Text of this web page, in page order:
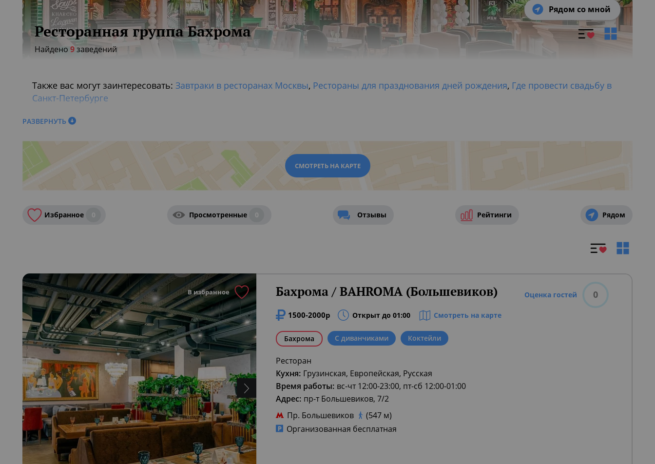
Ресторанная группа Бахрома
Рядом со мной
Найдено 9заведений
Также вас могут заинтересовать: Завтраки в ресторанах Москвы, Рестораны для празднования дней рождения, Где провести свадьбу в
Санкт-Петербурге
РАЗВЕРНУТЬ
СМОТРЕТЬ НА КАРТЕ
Избранное 0 Просмотренные 0 Отзывы Рейтинги Рядом
В избранное Бахрома / BAHROMA (Большевиков)
1500-2000р Открыт до 01:00 Смотреть на карте
Бахрома С диванчиками Коктейли
Ресторан
Кухня: Грузинская, Европейская, Русская
Время работы: вс-чт 12:00-23:00, пт-сб 12:00-01:00
Адрес: пр-т Большевиков, 7/2
Пр. Большевиков
(547 м)
Организованная бесплатная
Оценка гостей 0